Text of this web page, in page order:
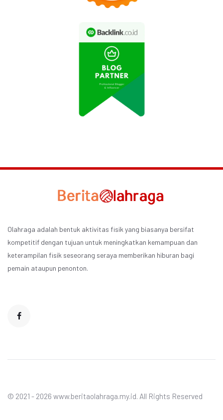
Olahraga adalah bentuk aktivitas fisik yang biasanya bersifat
kompetitif dengan tujuan untuk meningkatkan kemampuan dan
keterampilan fisik seseorang seraya memberikan hiburan bagi
pemain ataupun penonton.
© 2021 - 2026 www.beritaolahraga.my.id. All Rights Reserved